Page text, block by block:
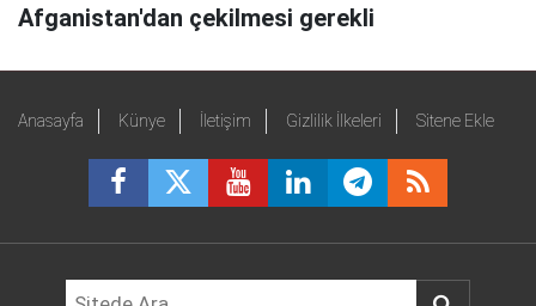
Afganistan'dan çekilmesi gerekli
Anasayfa Künye İletişim Gizlilik İlkeleri Sitene Ekle